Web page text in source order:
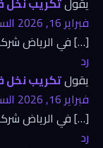
فبراير 16, 2026 الساعة 11:46 ص
[…] في الرياض
رد
يقولتكريب نخل في
فبراير 16, 2026 الساعة 12:39 م
[…] في الرياض
رد